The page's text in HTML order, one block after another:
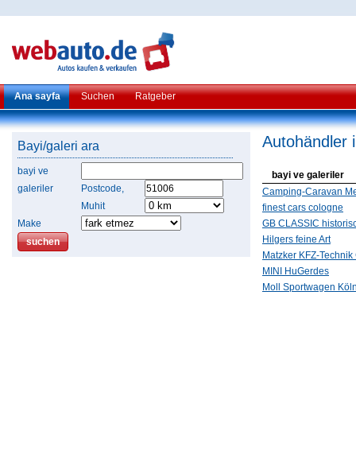
Ana sayfa Suchen Ratgeber
Bayi/galeri ara
bayi ve
galeriler
Postcode,
Muhit
Make
Autohändler
bayi ve galeriler
Camping-Caravan
finest cars cologne
GB CLASSIC
Hilgers feine Art
Matzker KFZ-Technik
MINI HuGerdes
Moll Sportwagen